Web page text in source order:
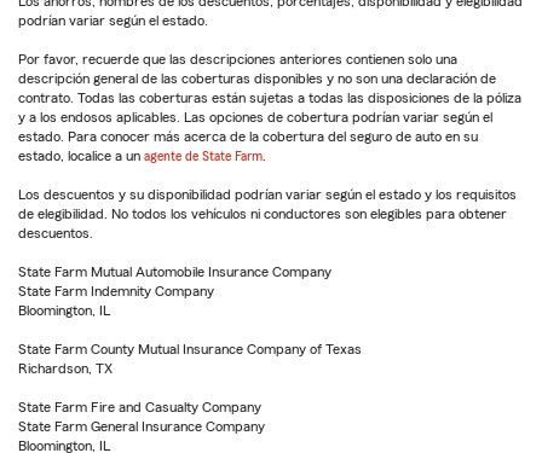
podrían variar según el estado.
Por favor, recuerde que las descripciones anteriores contienen solo una
descripción general de las coberturas disponibles y no son una declaración de
contrato. Todas las coberturas están sujetas a todas las disposiciones de la póliza
y a los endosos aplicables. Las opciones de cobertura podrían variar según el
estado. Para conocer más acerca de la cobertura del seguro de auto en su
estado, localice a un agente de State Farm
Los descuentos y su disponibilidad podrían variar según el estado y los requisitos
de elegibilidad. No todos los vehículos ni conductores son elegibles para obtener
descuentos.
State Farm Mutual Automobile Insurance Company
State Farm Indemnity Company
Bloomington, IL
State Farm County Mutual Insurance Company of Texas
Richardson, TX
State Farm Fire and Casualty Company
State Farm General Insurance Company
Bloomington, IL